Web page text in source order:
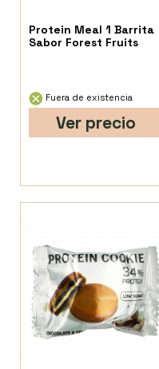
Protein Meal 1 Barrita
Sabor Forest Fruits
Fuera de existencia
Ver precio